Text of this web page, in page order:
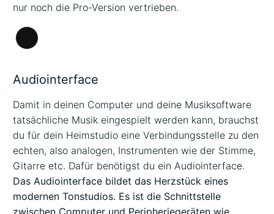
nur noch die Pro-Version vertrieben.
Lange
Audiointerface
Damit in deinen Computer und deine Musiksoftware
tatsächliche Musik eingespielt werden kann, brauchst
du für dein Heimstudio eine Verbindungsstelle zu den
echten, also analogen, Instrumenten wie der Stimme,
Gitarre etc. Dafür benötigst du ein Audiointerface.
Das Audiointerface bildet das Herzstück eines
modernen Tonstudios. Es ist die Schnittstelle